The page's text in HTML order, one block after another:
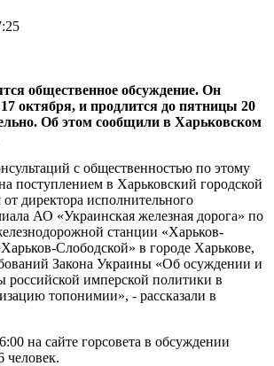
общественное обсуждение. Он
17 октября, и продлится до пятницы 20
Об этом сообщили в Харьковском
с общественностью по этому
поступлением в Харьковский городской
директора исполнительного
АО «Украинская железная дорога» по
станции «Харьков-
Слободской» в городе Харькове,
Закона Украины «Об осуждении и
российской имперской политики в
топонимии», - рассказали в
на сайте горсовета в обсуждении
человек.